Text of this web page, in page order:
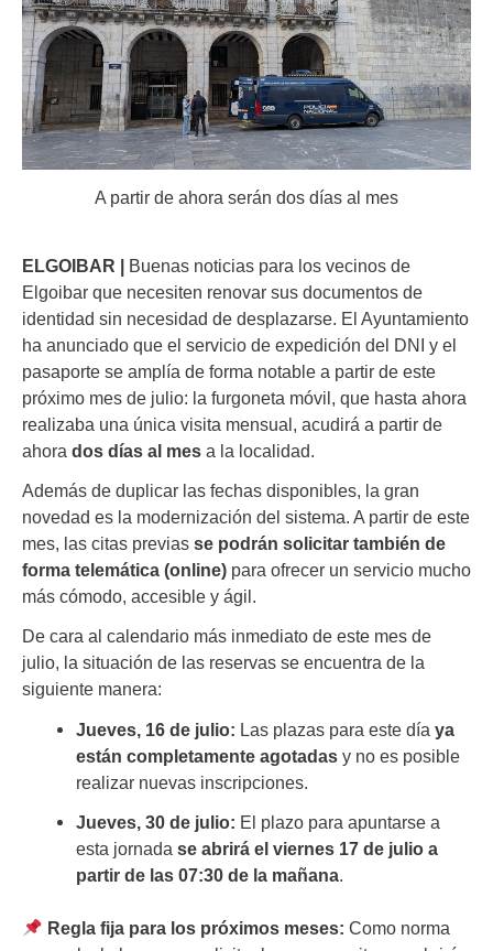
A partir de ahora serán dos días al mes
ELGOIBAR | Buenas noticias para los vecinos de
Elgoibar que necesiten renovar sus documentos de
identidad sin necesidad de desplazarse. El Ayuntamiento
ha anunciado que el servicio de expedición del DNI y el
pasaporte se amplía de forma notable a partir de este
próximo mes de julio: la furgoneta móvil, que hasta ahora
realizaba una única visita mensual, acudirá a partir de
ahora dos días al mes a la localidad.
Además de duplicar las fechas disponibles, la gran
novedad es la modernización del sistema. A partir de este
mes, las citas previas se podrán solicitar también de
forma telemática (online) para ofrecer un servicio mucho
más cómodo, accesible y ágil.
De cara al calendario más inmediato de este mes de
julio, la situación de las reservas se encuentra de la
siguiente manera:
Jueves, 16 de julio: Las plazas para este díaya
están completamente agotadas y no es posible
realizar nuevas inscripciones.
Jueves, 30 de julio: El plazo para apuntarse a
esta jornadase abrirá el viernes 17 de julio a
partir de las 07:30 de la mañana.
Regla fija para los próximos meses: Como norma